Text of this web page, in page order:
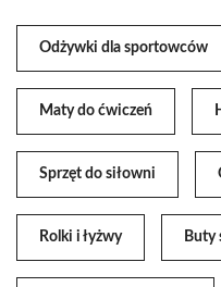
Odżywki dla sportowców
Maty do ćwiczeń
Sprzęt do siłowni
Rolki i łyżwy Buty